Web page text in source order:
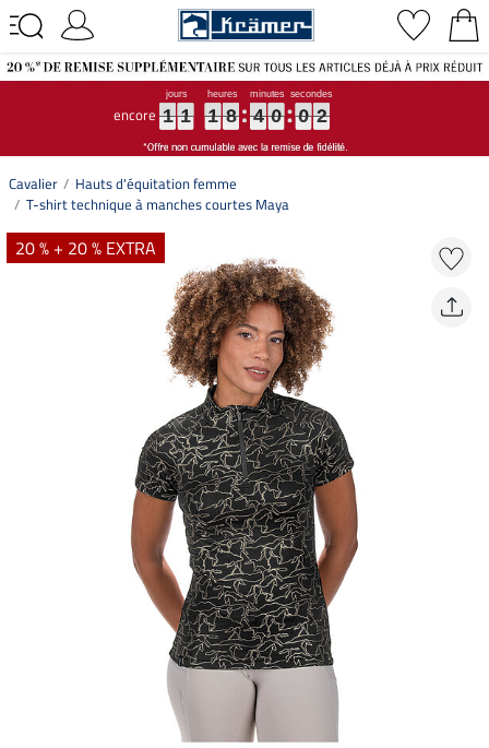
encore 1
1
1
1 1
1
1
1 1
1
1
1 8
8
8
8 4
4
4
4 0
0
0
0 0
0
0
0 1
2
1
2
Cavalier
Hauts d'équitation femme
T-shirt technique à manches courtes Maya
20 % + 20 % EXTRA